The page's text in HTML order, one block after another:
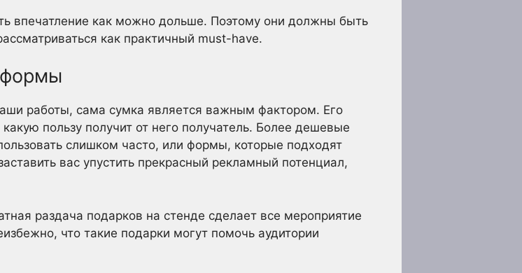
впечатление как можно дольше. Поэтому они должны быть
как практичный must-have.
работы, сама сумка является важным фактором. Его
пользу получит от него получатель. Более дешевые
слишком часто, или формы, которые подходят
вас упустить прекрасный рекламный потенциал,
раздача подарков на стенде сделает все мероприятие
что такие подарки могут помочь аудитории